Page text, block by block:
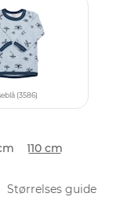
(3586)
110 cm
Størrelses guide